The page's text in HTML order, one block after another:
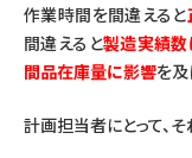
作業時間を間違えると
間違えると製造実績数
間品在庫量に影響を及
計画担当者にとって、